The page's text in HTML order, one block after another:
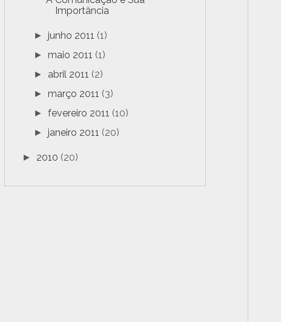
Importância
►junho 2011 (1)
►maio 2011 (1)
► abril 2011 (2)
►março 2011 (3)
►fevereiro 2011 (10)
►janeiro 2011 (20)
► 2010 (20)